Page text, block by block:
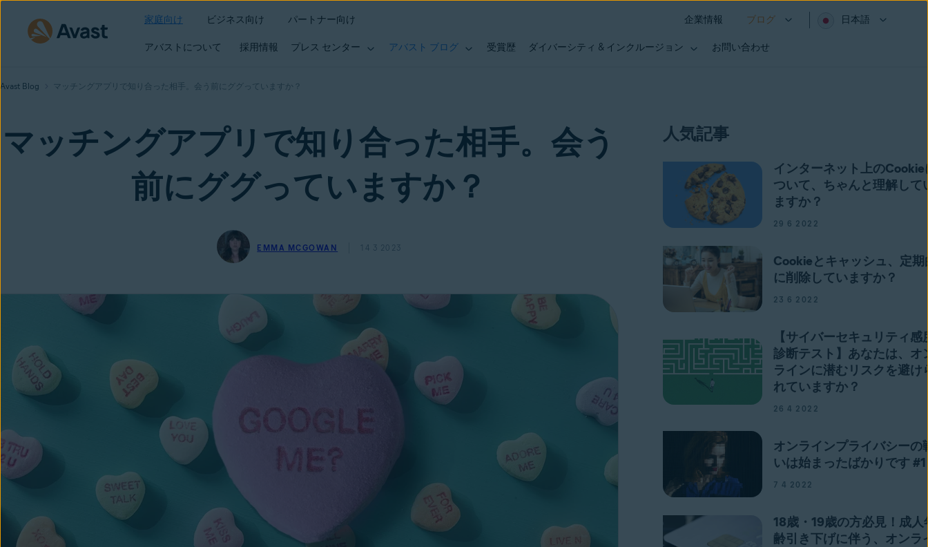
家庭向け ビジネス向け パートナー向け 企業情報 ブログ 日本語
アバストについて 採用情報 プレス センター アバスト ブログ 受賞歴 ダイバーシティ & インクルージョン お問い合わせ
Avast Blog マッチングアプリで知り合った相手。会う前にググっていますか？
マッチングアプリで知り合った相手。会う
前にググっていますか？
EMMA MCGOWAN 14 3 2023
人気記事
インターネット上のCookie
ついて、ちゃんと理解して
ますか？
29 6 2022
Cookieとキャッシュ、定期
に削除していますか？
23 6 2022
【サイバーセキュリティ感
診断テスト】あなたは、オ
ラインに潜むリスクを避け
れていますか？
26 4 2022
オンラインプライバシーの
いは始まったばかりです #1
7 4 2022
18歳・19歳の方必見！成人
齢引き下げに伴う、オンラ